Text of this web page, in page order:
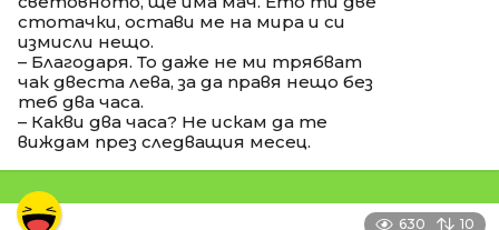
стотачки, остави ме на мира и си
измисли нещо.
– Благодаря. То даже не ми трябват
чак двеста лева, за да правя нещо без
теб два часа.
– Какви два часа? Не искам да те
виждам през следващия месец.
630 10